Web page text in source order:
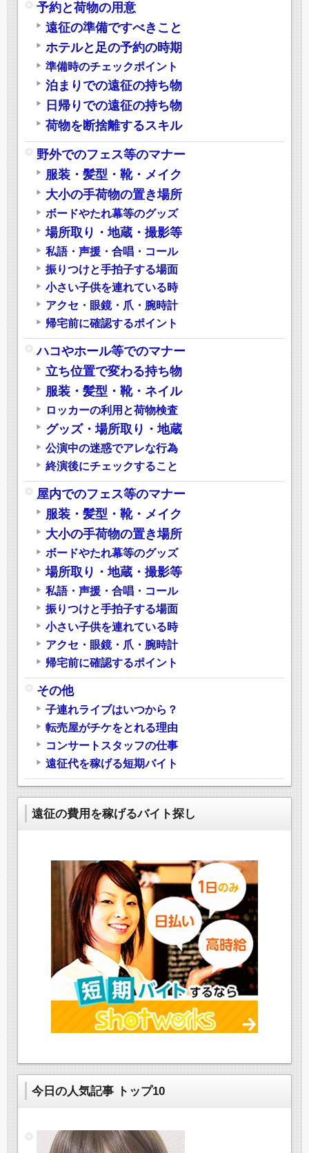
予約と荷物の用意
遠征の準備ですべきこと
ホテルと足の予約の時期
準備時のチェックポイント
泊まりでの遠征の持ち物
日帰りでの遠征の持ち物
荷物を断捨離するスキル
野外でのフェス等のマナー
服装・髪型・靴・メイク
大小の手荷物の置き場所
ボードやたれ幕等のグッズ
場所取り・地蔵・撮影等
私語・声援・合唱・コール
振りつけと手拍子する場面
小さい子供を連れている時
アクセ・眼鏡・爪・腕時計
帰宅前に確認するポイント
ハコやホール等でのマナー
立ち位置で変わる持ち物
服装・髪型・靴・ネイル
ロッカーの利用と荷物検査
グッズ・場所取り・地蔵
公演中の迷惑でアレな行為
終演後にチェックすること
屋内でのフェス等のマナー
服装・髪型・靴・メイク
大小の手荷物の置き場所
ボードやたれ幕等のグッズ
場所取り・地蔵・撮影等
私語・声援・合唱・コール
振りつけと手拍子する場面
小さい子供を連れている時
アクセ・眼鏡・爪・腕時計
帰宅前に確認するポイント
その他
子連れライブはいつから？
転売屋がチケをとれる理由
コンサートスタッフの仕事
遠征代を稼げる短期バイト
遠征の費用を稼げるバイト探し
今日の人気記事 トップ10